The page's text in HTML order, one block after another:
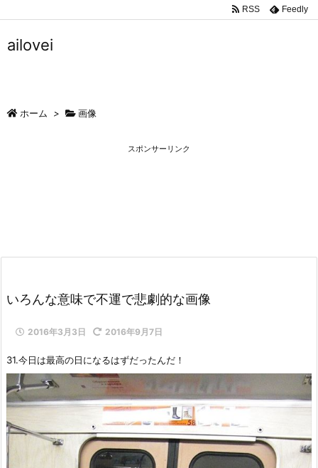
RSS Feedly
ailovei
ホーム > 画像
スポンサーリンク
いろんな意味で不運で悲劇的な画像
2016年3月3日 2016年9月7日
31.今日は最高の日になるはずだったんだ！